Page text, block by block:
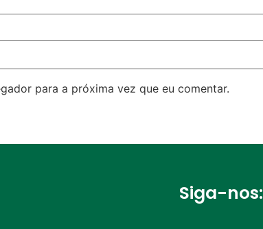
para a próxima vez que eu comentar.
Siga-nos: